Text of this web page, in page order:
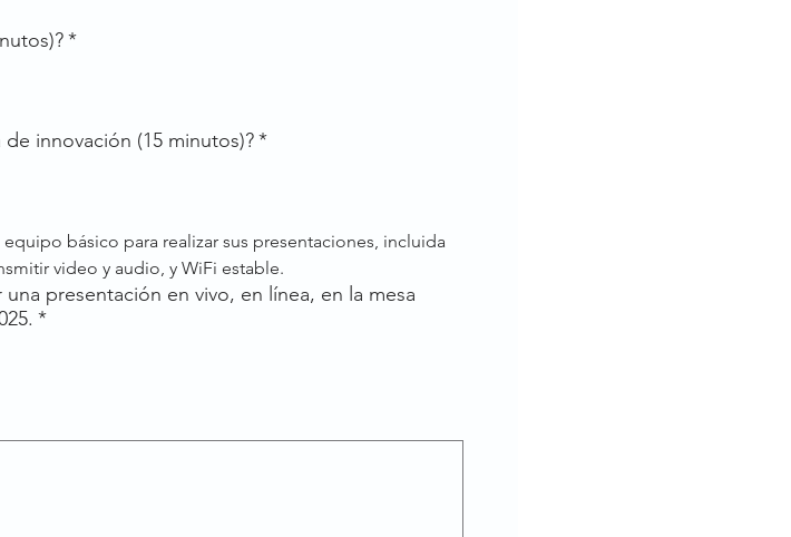
*
innovación (15 minutos)?*
básico para realizar sus presentaciones, incluida
video y audio, y WiFi estable.
presentación en vivo, en línea, en la mesa
*